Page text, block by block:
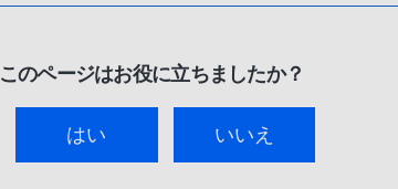
このページはお役に立ちましたか？
はい いいえ